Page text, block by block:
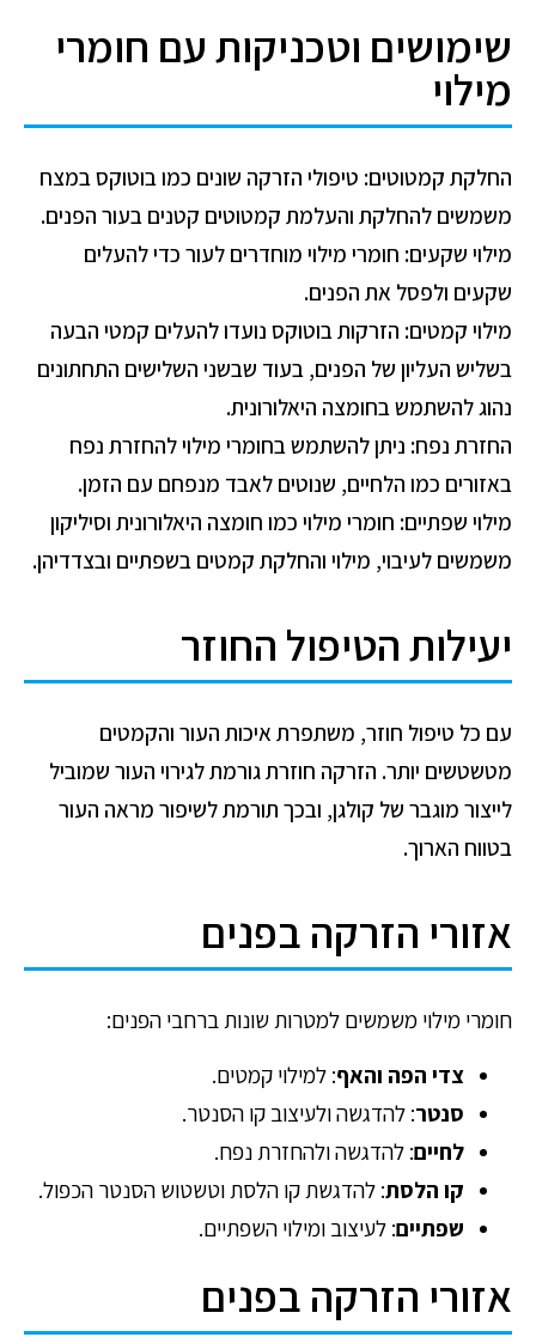
שימושים וטכניקות עם חומרי
מילוי
החלקת קמטוטים: טיפולי הזרקה שונים כמובוטוקס במצח
משמשים להחלקת והעלמת קמטוטים קטנים בעור הפנים.
מילוי שקעים: חומרי מילוי מוחדרים לעור כדי להעלים
שקעים ולפסל את הפנים.
מילוי קמטים: הזרקות בוטוקס נועדו להעלים קמטי הבעה
בשליש העליון של הפנים, בעוד שבשני השלישים התחתונים
נהוג להשתמש בחומצה היאלורונית.
החזרת נפח: ניתן להשתמש בחומרי מילוי להחזרת נפח
באזורים כמו הלחיים, שנוטים לאבד מנפחם עם הזמן.
מילוי שפתיים: חומרי מילוי כמו חומצה היאלורונית וסיליקון
משמשים לעיבוי, מילוי והחלקת קמטים בשפתיים ובצדדיהן.
יעילות הטיפול החוזר
עם כל טיפול חוזר, משתפרת איכות העור והקמטים
מטשטשים יותר. הזרקה חוזרת גורמת לגירוי העור שמוביל
לייצור מוגבר של קולגן, ובכך תורמת לשיפור מראה העור
בטווח הארוך.
אזורי הזרקה בפנים
חומרי מילוי משמשים למטרות שונות ברחבי הפנים:
צדי הפה והאף: למילוי קמטים.
סנטר: להדגשה ולעיצוב קו הסנטר.
לחיים: להדגשה ולהחזרת נפח.
קו הלסת: להדגשת קו הלסת וטשטוש הסנטר הכפול.
שפתיים: לעיצוב ומילוי השפתיים.
אזורי הזרקה בפנים